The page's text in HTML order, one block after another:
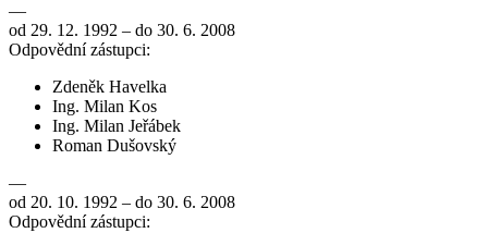
—
od 29. 12. 1992 – do 30. 6. 2008
Odpovědní zástupci:
Zdeněk Havelka
Ing. Milan Kos
Ing. Milan Jeřábek
Roman Dušovský
—
od 20. 10. 1992 – do 30. 6. 2008
Odpovědní zástupci: